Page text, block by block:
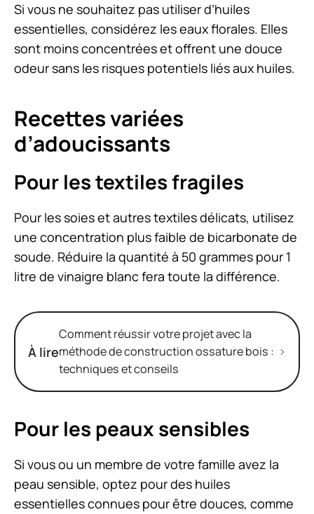
Si vous ne souhaitez pas utiliser d’huiles
essentielles, considérez les eaux florales. Elles
sont moins concentrées et offrent une douce
odeur sans les risques potentiels liés aux huiles.
Recettes variées
d’adoucissants
Pour les textiles fragiles
Pour les soies et autres textiles délicats, utilisez
une concentration plus faible de bicarbonate de
soude. Réduire la quantité à 50 grammes pour 1
litre de vinaigre blanc fera toute la différence.
À lire
Comment réussir votre projet avec la
méthode de construction ossature bois :
techniques et conseils
Pour les peaux sensibles
Si vous ou un membre de votre famille avez la
peau sensible, optez pour des huiles
essentielles connues pour être douces, comme